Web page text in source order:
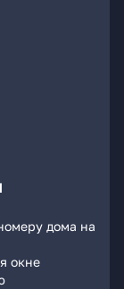
дома на
окне